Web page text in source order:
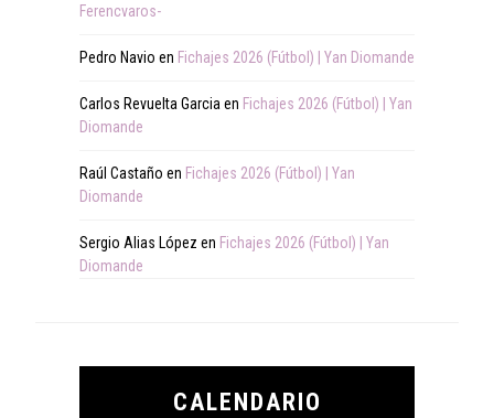
Ferencvaros-
Pedro Navio en Fichajes 2026 (Fútbol) | Yan Diomande
Carlos Revuelta Garcia en Fichajes 2026 (Fútbol) | Yan
Diomande
Raúl Castaño en Fichajes 2026 (Fútbol) | Yan
Diomande
Sergio Alias López en Fichajes 2026 (Fútbol) | Yan
Diomande
CALENDARIO